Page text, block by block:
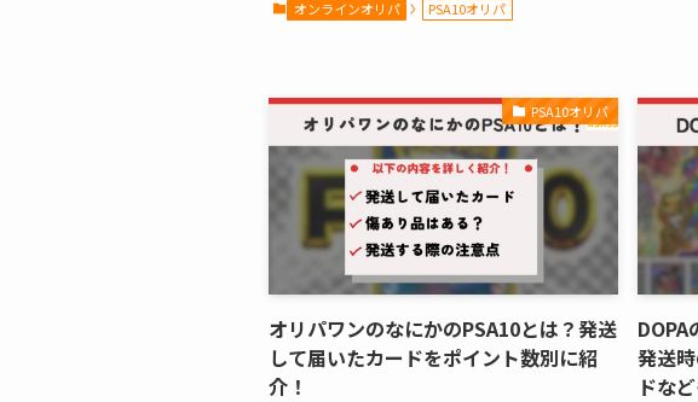
オンラインオリパ PSA10オリパ
PSA10オリパ
オリパワンのなにかのPSA10とは？発送
して届いたカードをポイント数別に紹
介！
DOPA
発送
ドな